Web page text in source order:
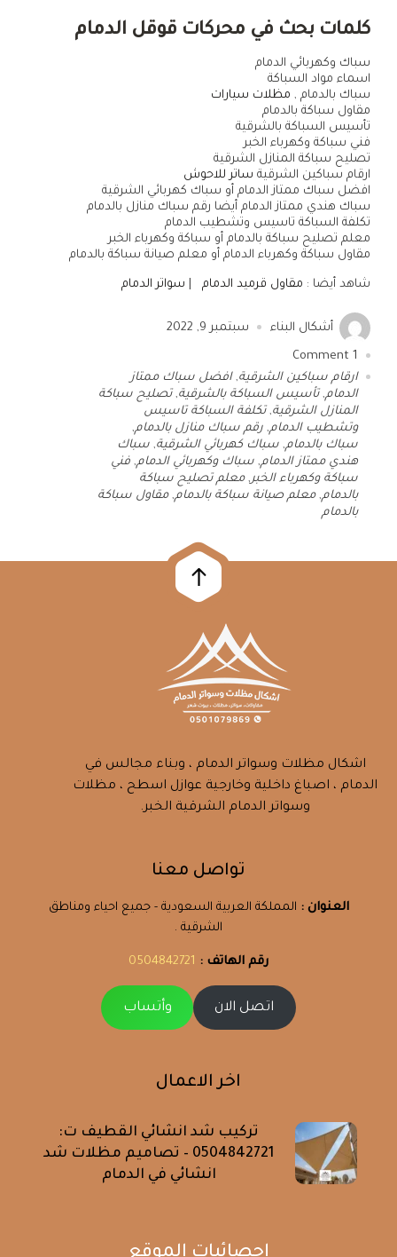
كلمات بحث في محركات قوقل الدمام
سباك وكهربائي الدمام
اسماء مواد السباكة
سباك بالدمام , مظلات سيارات
مقاول سباكة بالدمام
تأسيس السباكة بالشرقية
فني سباكة وكهرباء الخبر
تصليح سباكة المنازل الشرقية
ارقام سباكين الشرقية ساتر للاحوش
افضل سباك ممتاز الدمام أو سباك كهربائي الشرقية
سباك هندي ممتاز الدمام أيضا رقم سباك منازل بالدمام
تكلفة السباكة تاسيس وتشطيب الدمام
معلم تصليح سباكة بالدمام أو سباكة وكهرباء الخبر
مقاول سباكة وكهرباء الدمام أو معلم صيانة سباكة بالدمام
شاهد أيضا : مقاول قرميد الدمام سواتر الدمام
أشكال البناء سبتمبر 9, 2022
1
ارقام سباكين الشرقية,افضل سباك ممتاز
الدمام,تأسيس السباكة بالشرقية,تصليح سباكة
المنازل الشرقية,تكلفة السباكة تاسيس
وتشطيب الدمام, رقم سباك منازل بالدمام,
سباك بالدمام, سباك كهربائي الشرقية, سباك
هندي ممتاز الدمام, سباك وكهربائي الدمام, فني
سباكة وكهرباء الخبر,معلم تصليح سباكة
بالدمام,معلم صيانة سباكة بالدمام,مقاول سباكة
بالدمام
اشكال مظلات وسواتر الدمام ، وبناء مجالس في
الدمام ، اصباغ داخلية وخارجية عوازل اسطح ، مظلات
وسواتر الدمام الشرقية الخبر.
تواصل معنا
العنوان : المملكة العربية السعودية - جميع احياء ومناطق
الشرقية .
رقم الهاتف :
اتصل الان وأتساب
اخر الاعمال
تركيب شد انشائي القطيف ت:
0504842721 – تصاميم مظلات شد
انشائي في الدمام